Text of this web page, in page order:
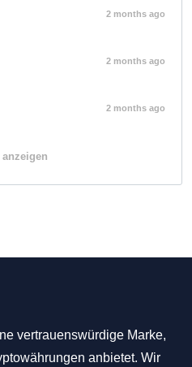
2 months ago
2 months ago
2 months ago
anzeigen
vertrauenswürdige Marke,
anbietet. Wir